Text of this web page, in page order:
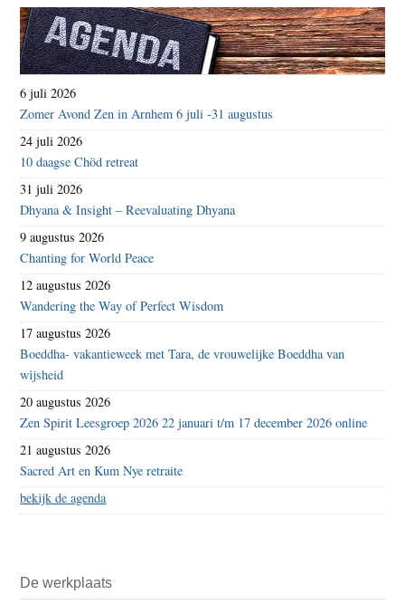
6 juli 2026
Zomer Avond Zen in Arnhem 6 juli -31 augustus
24 juli 2026
10 daagse Chöd retreat
31 juli 2026
Dhyana & Insight – Reevaluating Dhyana
9 augustus 2026
Chanting for World Peace
12 augustus 2026
Wandering the Way of Perfect Wisdom
17 augustus 2026
Boeddha- vakantieweek met Tara, de vrouwelijke Boeddha van
wijsheid
20 augustus 2026
Zen Spirit Leesgroep 2026 22 januari t/m 17 december 2026 online
21 augustus 2026
Sacred Art en Kum Nye retraite
bekijk de agenda
De werkplaats